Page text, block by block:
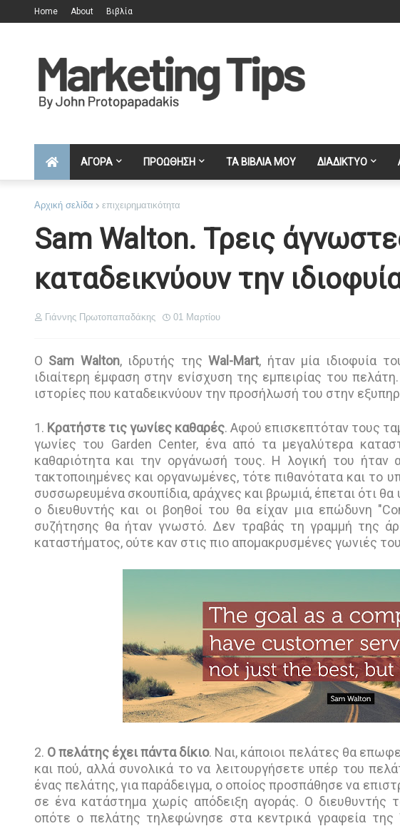
Home About Βιβλία
ΑΓΟΡΑ ΠΡΟΩΘΗΣΗ ΤΑ ΒΙΒΛΙΑ ΜΟΥ ΔΙΑΔΙΚΤΥΟ
Αρχική σελίδα επιχειρηματικότητα
Sam Walton. Τρεις
καταδεικνύουν την
Γιάννης Πρωτοπαπαδάκης 01 Μαρτίου
Ο Sam Walton, ιδρυτής τηςWal-Mart, ήταν μία ιδιοφυία
ιδιαίτερη έμφαση στην ενίσχυση της εμπειρίας του
ιστορίες που καταδεικνύουν την προσήλωσή του στην
1. Κρατήστε τις γωνίες καθαρές. Αφού επισκεπτόταν τους
γωνίες του Garden Center, ένα από τα μεγαλύτερα
καθαριότητα και την οργάνωσή τους. Η λογική του ήταν
τακτοποιημένες και οργανωμένες, τότε πιθανότατα και το
συσσωρευμένα σκουπίδια, αράχνες και βρωμιά, έπεται ότι
ο διευθυντής και οι βοηθοί του θα είχαν μια επώδυνη
συζήτησης θα ήταν γνωστό. Δεν τραβάς τη γραμμή της
καταστήματος, ούτε καν στις πιο απομακρυσμένες γωνιές
2. Ο πελάτης έχει πάντα δίκιο. Ναι, κάποιοι πελάτες θα
και πού, αλλά συνολικά το να λειτουργήσετε υπέρ του
ένας πελάτης, για παράδειγμα, ο οποίος προσπάθησε να
σε ένα κατάστημα χωρίς απόδειξη αγοράς. Ο διευθυντής
οπότε ο πελάτης τηλεφώνησε στα κεντρικά γραφεία της